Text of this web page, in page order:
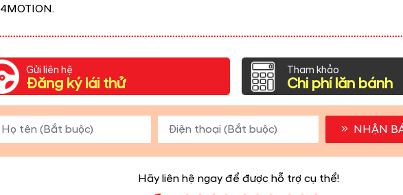
4MOTION.
Gửi liên hệ
Đăng ký lái thử
Tham khảo
Chi phí lăn bánh
NHẬN
Hãy liên hệ ngay để được hỗ trợ cụ thể!